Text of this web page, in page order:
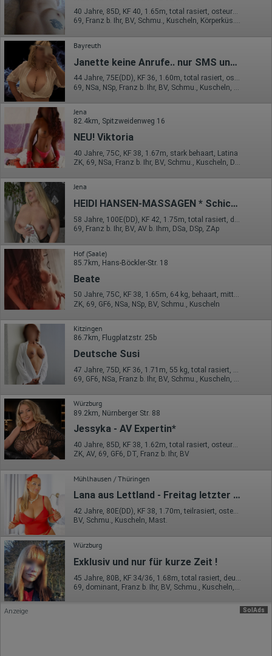
volle IP-Adresse an einen Server von Google in den USA
übertragen und dort gekürzt. Die von dem Browser des Nutzers
übermittelte IP-Adresse wird nicht mit anderen Daten von Google
zusammengeführt.
Erhobene Informationen zum Besucherverhalten sind folgende:
Herkunft (Land und Stadt)
Sprache
Betriebssystem
Gerät (PC, Tablet-PC oder Smartphone)
Browser und alle verwendeten Add-ons
Auflösung des Computers
Besucherquelle (Facebook, Suchmaschine oder
verweisende Webseite)
Welche Dateien wurden heruntergeladen?
Welche Videos angeschaut?
Wohin ging der Besucher? Klickte er auf weitere Seiten des
Portals oder hat er sie komplett verlassen?
Wie lange blieb der Besucher?
Ort der Verarbeitung:
Europäische Union & USA
Hotjar
Wir nutzen Hotjar als Webanalysedient. Es wird verwendet, um
Daten über das Benutzerverhalten zu sammeln. Hotjar kann
auch im Rahmen von Umfragen und Feedbackfunktionen, die
auf unserer Website eingebunden sind, von Ihnen bereitgestellte
Informationen verarbeiten.
Herausgeber:
Hotjar Limited, Malta
Erhobene Daten:
Datum und Uhrzeit des Besuchs
Gerätetyp
IP-Adresse
Mausbewegungen
Besuchte Seiten
Referrer URL
Bildschirmauflösung
Eindeutige Gerätekennung
Sprachinformationen
Gerätebestriebssystem
Browser-Typ
Klicks
Domain-Name
Eindeutige Benutzerkennung
Antworten auf Umfragen
Ort der Verarbeitung:
Europäische Union
Rechtliche Grundlage der Verarbeitung
Art. 6 Abs. 1 S. 1 lit. a DSGVO
40 Jahre, 85D, KF 40, 1.65m, total rasiert, osteuropäisch
69, Franz b. Ihr, BV, Schmu., Kuscheln, Körperküs., DSa, DSp
Bayreuth
Janette keine Anrufe.. nur SMS und WhatsApp..
44 Jahre, 75E(DD), KF 36, 1.60m, total rasiert, osteuropäisch
Jena
82.4km, Spitzweidenweg 16
NEU! Viktoria
40 Jahre, 75C, KF 38, 1.67m, stark behaart, Latina
ZK, 69, NSa, Franz b. Ihr, BV, Schmu., Kuscheln, DSa
Jena
HEIDI HANSEN-MASSAGEN * Schicke Blondine aus Norddeutschland
58 Jahre, 100E(DD), KF 42, 1.75m, total rasiert, deutsch
69, Franz b. Ihr, BV, AV b. Ihm, DSa, DSp, ZAp
Hof (Saale)
85.7km, Hans-Böckler-Str. 18
Beate
50 Jahre, 75C, KF 38, 1.65m, 64 kg, behaart, mitteleuropäisch
ZK, 69, GF6, NSa, NSp, BV, Schmu., Kuscheln
Kitzingen
86.7km, Flugplatzstr. 25b
Deutsche Susi
69, GF6, NSa, Franz b. Ihr, BV, Schmu., Kuscheln, Körperküs.
Würzburg
89.2km, Nürnberger Str. 88
Jessyka - AV Expertin*
40 Jahre, 85D, KF 38, 1.62m, total rasiert, osteuropäisch
ZK, AV, 69, GF6, DT, Franz b. Ihr, BV
Mühlhausen / Thüringen
Lana aus Lettland - Freitag letzter Tag bis 16 Uhr
42 Jahre, 80E(DD), KF 38, 1.70m, teilrasiert, osteuropäisch
BV, Schmu., Kuscheln, Mast.
Würzburg
Exklusiv und nur für kurze Zeit !
SolAds
Anzeige